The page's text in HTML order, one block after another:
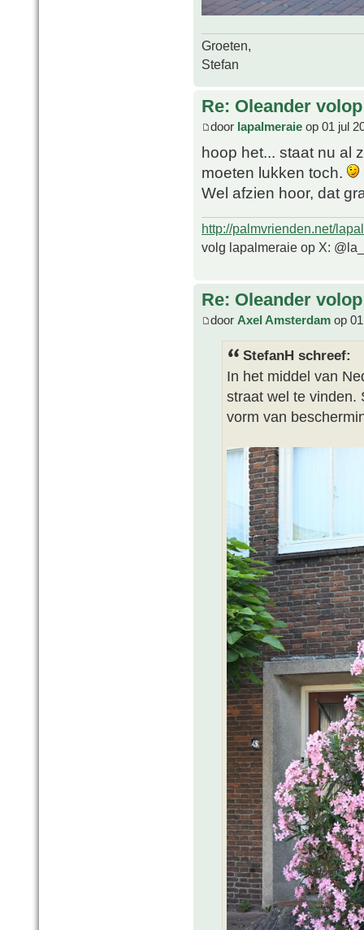
Groeten,
Stefan
Re: Oleander
door lapalmeraie op 01 jul
hoop het... staat nu al
moeten lukken toch.
Wel afzien hoor, dat
http://palmvrienden.net/
volg lapalmeraie op X:
Re: Oleander
door Axel Amsterdam op
StefanH schreef:
In het middel van
straat wel te vinden.
vorm van